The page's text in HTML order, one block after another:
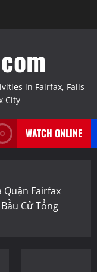
in Fairfax, Falls
City
WATCH ONLINE
Quận Fairfax
Cử Tổng